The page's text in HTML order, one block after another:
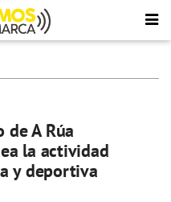
de A Rúa
la actividad
y deportiva